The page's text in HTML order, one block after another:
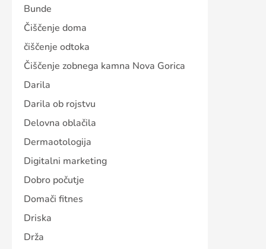
Bunde
Čiščenje doma
čiščenje odtoka
Čiščenje zobnega kamna Nova Gorica
Darila
Darila ob rojstvu
Delovna oblačila
Dermaotologija
Digitalni marketing
Dobro počutje
Domači fitnes
Driska
Drža